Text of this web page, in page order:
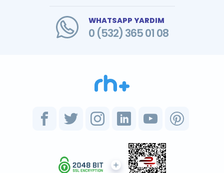
WHATSAPP YARDIM
0 (532) 365 01 08